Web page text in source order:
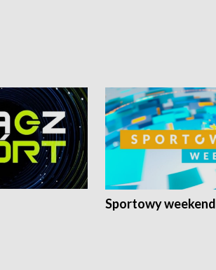
Sportowy weekend